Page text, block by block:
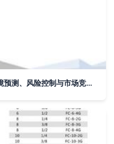
空气插头母线槽行业发展环境预测、风险控制与市场竞争分析